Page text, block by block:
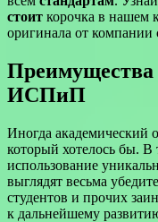
стоит корочка в нашем
оригинала от компании
ИСПиП
Иногда академический
который хотелось бы.
использование
выглядят весьма
студентов и прочих
к дальнейшему